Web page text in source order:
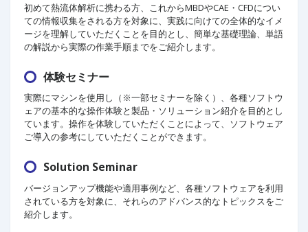
初めて熱流体解析に携わる方、これからMBDやCAE・CFDについ
ての情報収集をされる方を対象に、実践に向けての全体的なイメ
ージを理解していただくことを目的とし、簡単な基礎理論、単語
の解説から実際の作業手順までをご紹介します。
体験セミナー
実際にマシンを使用し（※一部セミナーを除く）、各種ソフトウ
ェアの基本的な操作体験と製品・ソリューション紹介を目的とし
ています。操作を体験していただくことによって、ソフトウェア
ご導入の参考にしていただくことができます。
Solution Seminar
バージョンアップ機能や適用事例など、各種ソフトウェアを利用
されている方を対象に、それらのアドバンス的なトピックスをご
紹介します。